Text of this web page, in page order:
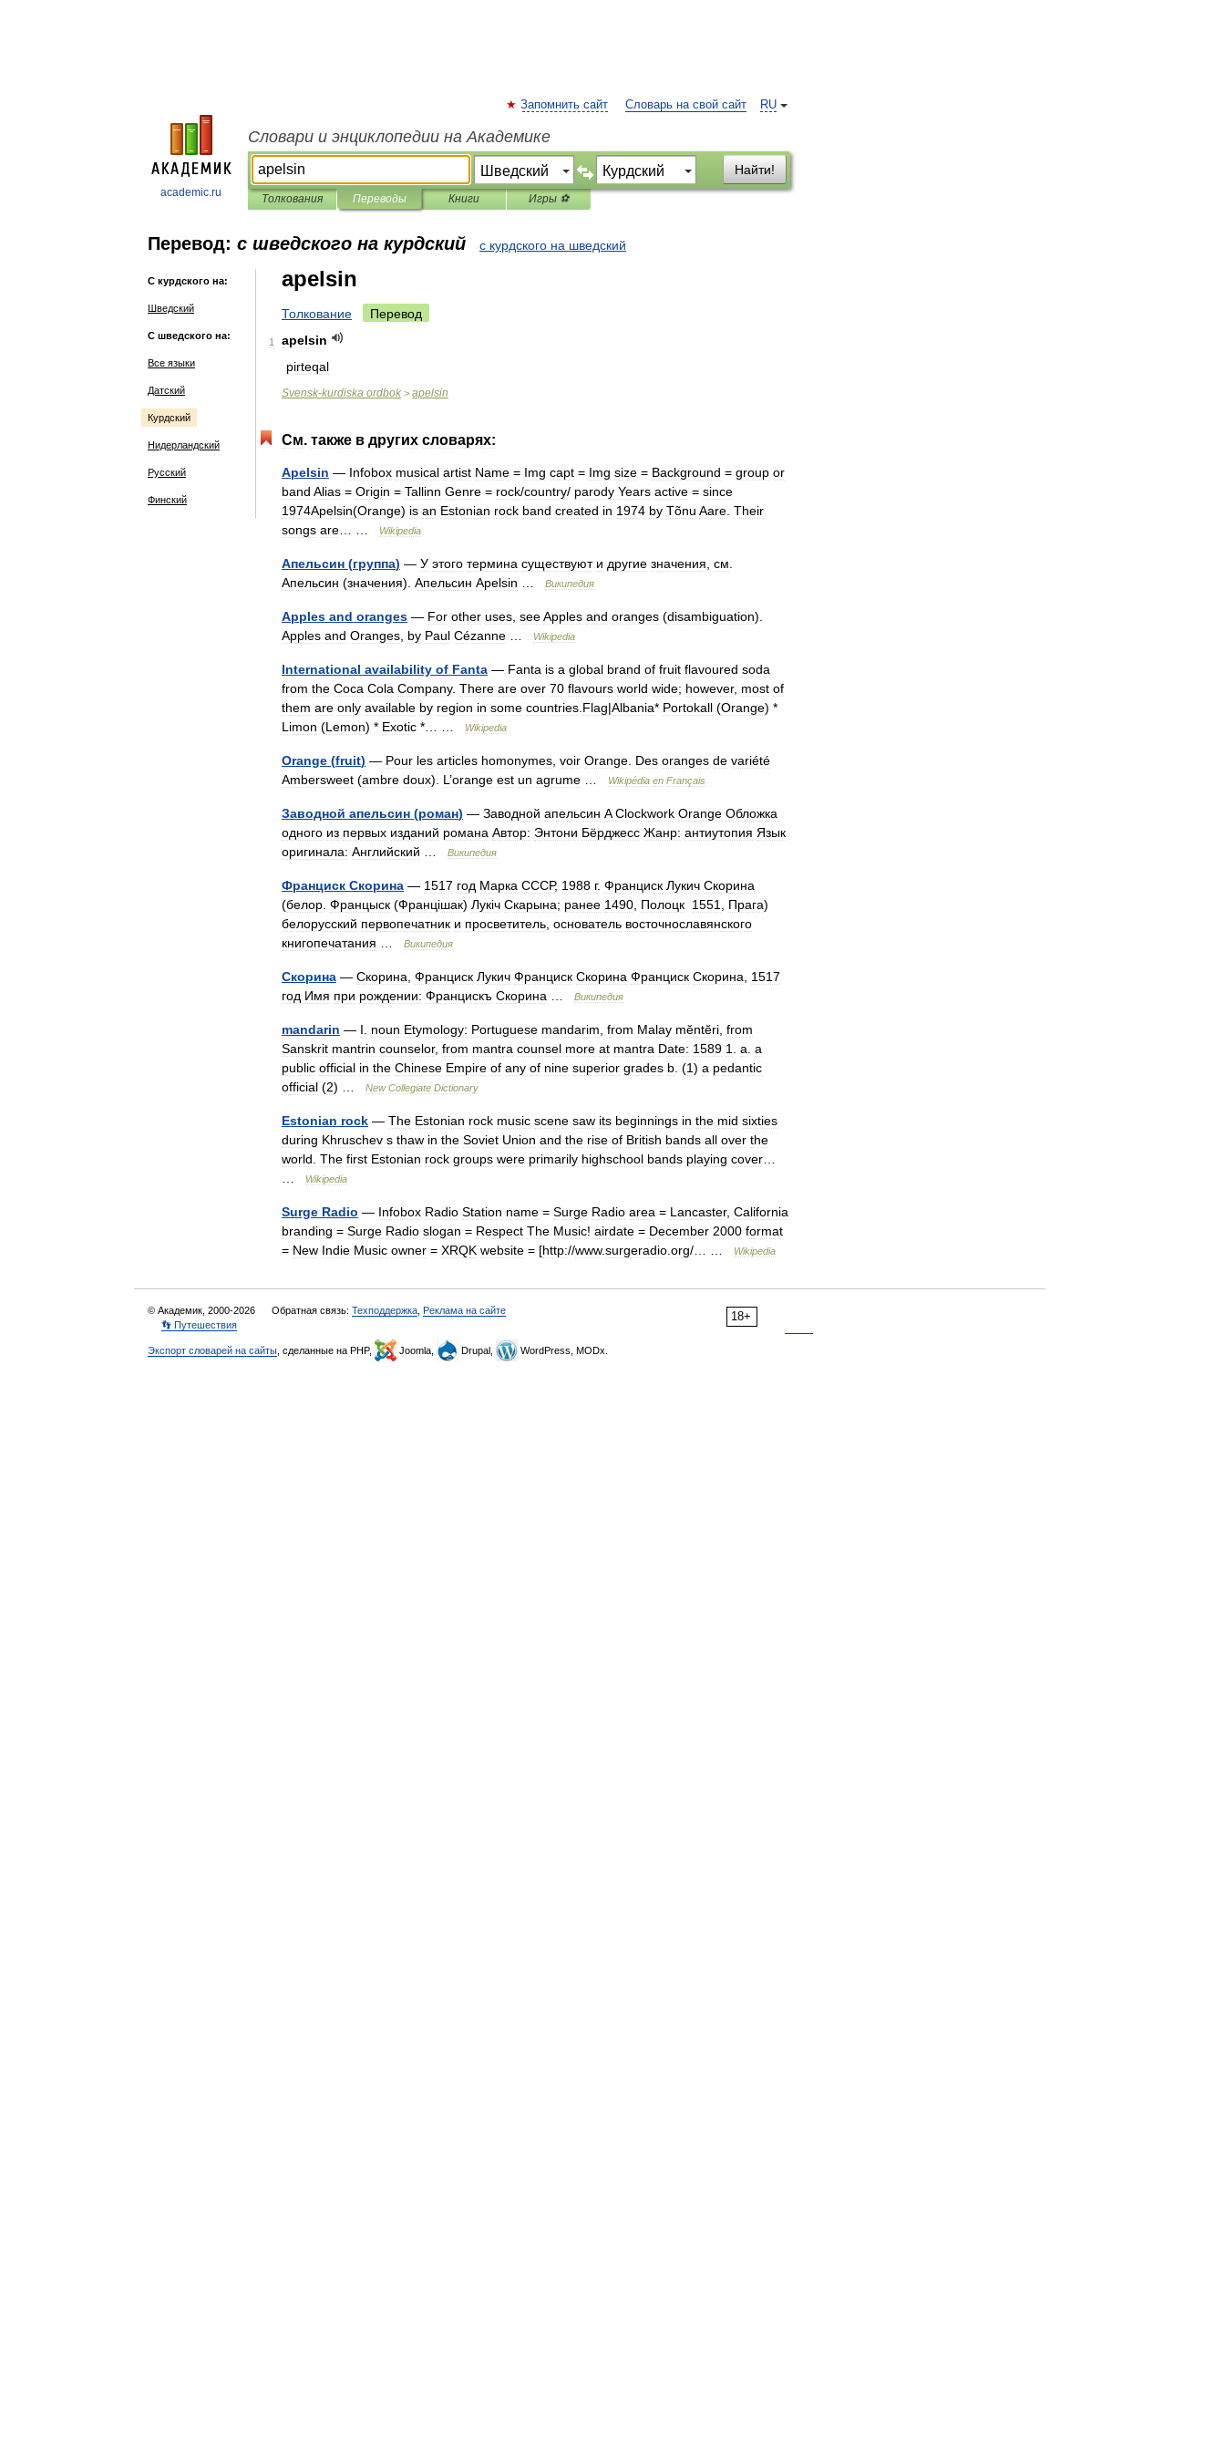
academic.ru
RU
Запомнить сайт Словарь на свой сайт
Словари и энциклопедии на Академике
Найти!
Толкования Переводы Книги Игры ⚽
Перевод: с шведского на курдский с курдского на шведский
С курдского на:
Шведский
С шведского на:
Все языки
Датский
Курдский
Нидерландский
Русский
Финский
apelsin
Толкование Перевод
1
apelsin
pirteqal
Svensk-kurdiska ordbok > apelsin
См. также в других словарях:
Apelsin — Infobox musical artist Name = Img capt = Img size = Background = group or
band Alias = Origin = Tallinn Genre = rock/country/ parody Years active = since
1974Apelsin(Orange) is an Estonian rock band created in 1974 by Tõnu Aare Their
songs are Wikipedia
Апельсин (группа) — У этого термина существуют и другие значения см
Апельсин (значения). Апельсин Apelsin Википедия
Apples and oranges — For other uses seeApples and oranges (disambiguation).
Apples and Oranges by Paul Cézanne Wikipedia
International availability of Fanta — Fanta is a global brand of fruit flavoured soda
from the Coca Cola Company. There are over 70 flavours world wide; however, most of
them are only available by region in some countries Flag|Albania* Portokall (Orange) *
Limon (Lemon) * Exotic *… … Wikipedia
Orange (fruit) — Pour les articles homonymes voir Orange Des oranges de variété
Ambersweet (ambre doux). L ’orange est un agrume Wikipédia en Français
Заводной апельсин (роман) — Заводной апельсин A Clockwork Orange Обложка
одного из первых изданий романа Автор: Энтони Бёрджесс Жанр: антиутопия Язык
оригинала: Английский Википедия
Франциск Скорина — 1517 год Марка СССР, 1988 г. Франциск Лукич Скорина
(белор Францыск (Францішак) Лукіч Скарына; ранее 1490 Полоцк 1551 Прага)
белорусский первопечатник и просветитель основатель восточнославянского
книгопечатания
Википедия
Скорина — Скорина Франциск Лукич Франциск Скорина Франциск Скорина
1517
год Имя при рождении: Францискъ Скорина Википедия
mandarin — I noun Etymology: Portuguese mandarim from Malay mĕntĕri from
Sanskrit mantrin counselor, from mantra counsel more at mantra Date: 1589 1 a a
public official in the Chinese Empire of any of nine superior grades b . (1) a pedantic
official (2) … New Collegiate Dictionary
Estonian rock — The Estonian rock music scene saw its beginnings in the mid sixties
during Khruschev s thaw in the Soviet Union and the rise of British bands all over the
world The first Estonian rock groups were primarily highschool bands playing cover
Wikipedia
Surge Radio — Infobox Radio Station name = Surge Radio area = Lancaster, California
branding = Surge Radio slogan = Respect The Music! airdate = December 2000 format
= New Indie Music owner = XRQK website = [http://www.surgeradio org/… … Wikipedia
18+
© Академик, 2000-2026 Обратная связь: Техподдержка Реклама на сайте
👣 Путешествия
Экспорт словарей на сайты , сделанные на PHP, Joomla, Drupal, WordPress, MODx.